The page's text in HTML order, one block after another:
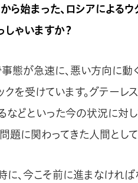
始まった、ロシアによるウ
しゃいますか？
態が急速に、悪い方向に動
クを受けています。グテーレ
などといった今の状況に対
題に関わってきた人間として
に、今こそ前に進まなけれ